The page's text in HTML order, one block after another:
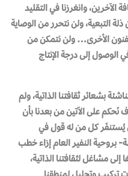
الآخرين، وانغرزنا في التقليد
التبعية، ولن نتحرر من الوصاية
الأخرى… ولن نتمكن من
الوصول إلى درجة الإنتاج
بشعائر ثقافتنا الذاتية، ولم
نَحكم على الآتين من بعدنا بأن
يُستنفَر كل من له قول في
بروحية النفير العام إزاء خطب
إلى مشاغل لثقافتنا الذاتية،